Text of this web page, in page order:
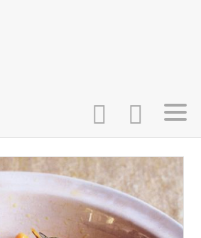
INLOGGEN
AANMELDEN
HOME
RECEPTEN